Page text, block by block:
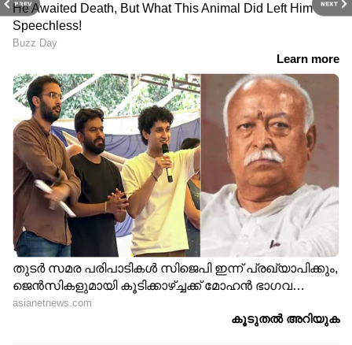
PREV NEXT